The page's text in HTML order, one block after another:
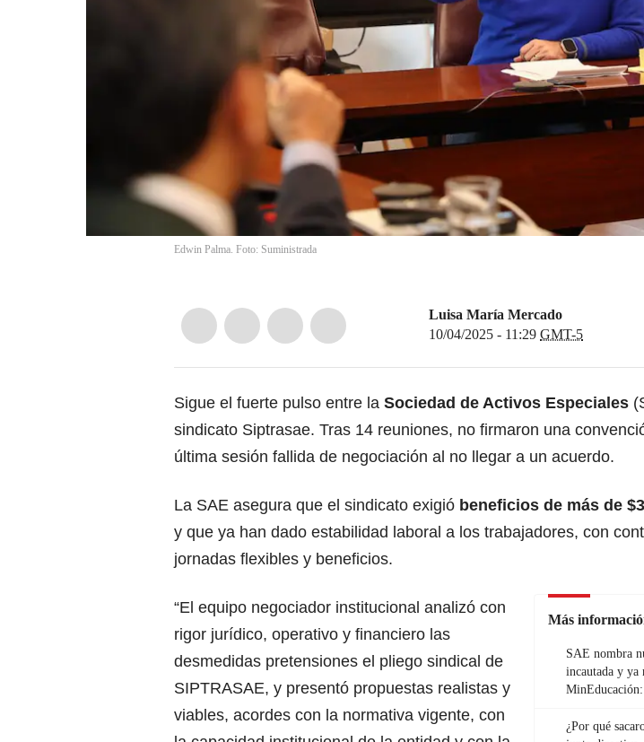
Edwin Palma. Foto: Suministrada
Luisa María Mercado
10/04/2025 - 11:29 GMT-5
Sigue el fuerte pulso entre la Sociedad de Activos Especiales
sindicato Siptrasae. Tras 14 reuniones, no firmaron una
última sesión fallida de negociación al no llegar a un acuerdo.
La SAE asegura que el sindicato exigió beneficios de más de
y que ya han dado estabilidad laboral a los trabajadores, con
jornadas flexibles y beneficios.
Más
SAE nombra
incautada y ya
¿Por qué
“​​El equipo negociador institucional analizó con
rigor jurídico, operativo y financiero las
desmedidas pretensiones el pliego sindical de
SIPTRASAE, y presentó propuestas realistas y
viables, acordes con la normativa vigente, con